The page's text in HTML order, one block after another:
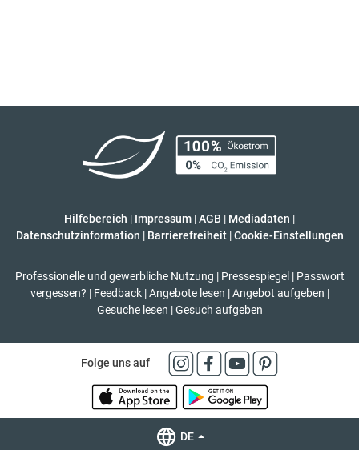
Hilfebereich | Impressum |AGB | Mediadaten |
Datenschutzinformation | Barrierefreiheit | Cookie-Einstellungen
Professionelle und gewerbliche Nutzung | Pressespiegel | Passwort
vergessen? | Feedback | Angebote lesen | Angebot aufgeben |
Gesuche lesen | Gesuch aufgeben
Folge uns auf
DE